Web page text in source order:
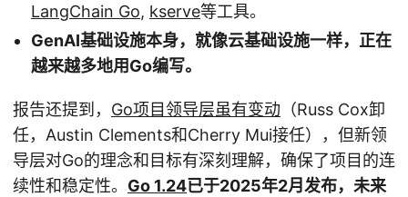
LangChain Go, kserve等工具。
GenAI基础设施本身，就像云基础设施一样，正在
越来越多地用Go编写。
报告还提到， Go项目领导层虽有变动 （Russ Cox卸
任，Austin Clements和Cherry Mui接任），但新领
导层对Go的理念和目标有深刻理解，确保了项目的连
续性和稳定性。 Go 1.24已于2025年2月发布，未来